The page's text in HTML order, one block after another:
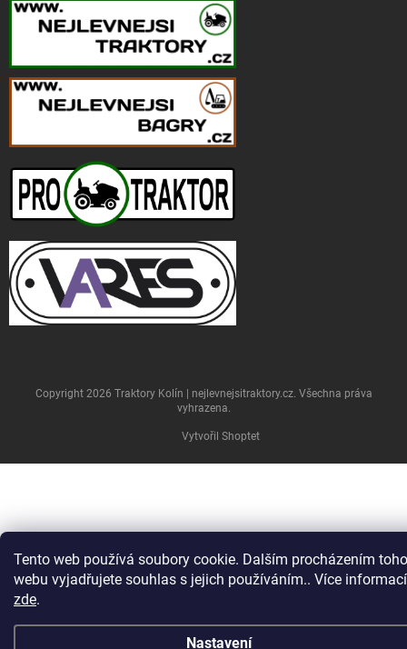
Tento web používá soubory cookie. Dalším procházením
webu vyjadřujete souhlas s jejich používáním.. Více informací
zde.
Nastavení
Vytvořil Shoptet
Copyright 2026 Traktory Kolín | nejlevnejsitraktory.cz. Všechna práva
vyhrazena.